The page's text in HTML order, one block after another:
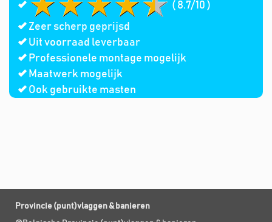
( 8.7/10 )
Zeer scherp geprijsd
Uit voorraad leverbaar
Professionele montage mogelijk
Maatwerk mogelijk
Ook gebruikte masten
Provincie (punt)vlaggen & banieren